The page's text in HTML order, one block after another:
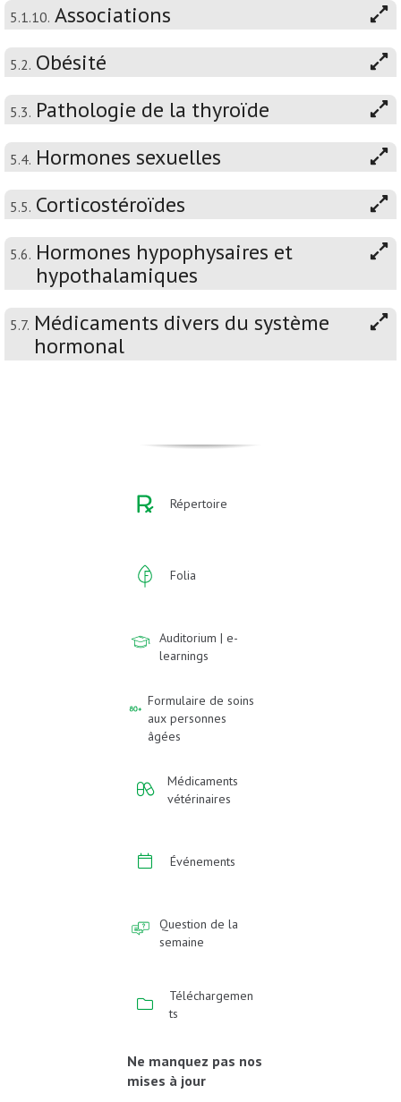
5.1.10. Associations
5.2. Obésité
5.3. Pathologie de la thyroïde
5.4. Hormones sexuelles
5.5. Corticostéroïdes
5.6. Hormones hypophysaires et
hypothalamiques
5.7. Médicaments divers du système
hormonal
Répertoire
Folia
Auditorium | e-
learnings
Formulaire de soins
aux personnes
âgées
Médicaments
vétérinaires
Événements
Question de la
semaine
Téléchargemen
ts
Ne manquez pas nos
mises à jour